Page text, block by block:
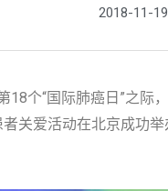
2018-11-19
18个“国际肺癌日”之际
关爱活动在北京成功